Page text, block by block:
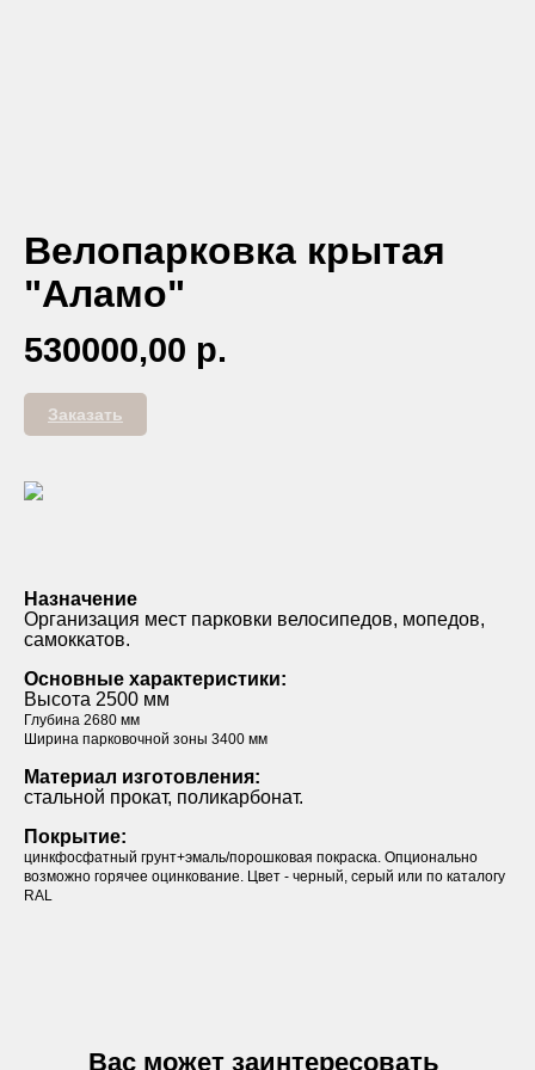
Велопарковка крытая
"Аламо"
530000,00 р.
Заказать
Назначение
Организация мест парковки велосипедов, мопедов,
самоккатов.
Основные характеристики:
Высота 2500 мм
Глубина 2680 мм
Ширина парковочной зоны 3400 мм
Материал изготовления:
стальной прокат, поликарбонат.
Покрытие:
цинкфосфатный грунт+эмаль/порошковая покраска. Опционально
возможно горячее оцинкование. Цвет - черный, серый или по каталогу
RAL
Вас может заинтересовать